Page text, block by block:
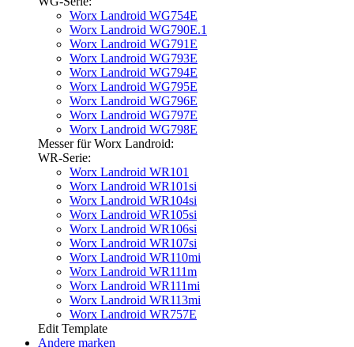
Worx Landroid WG754E
Worx Landroid WG790E.1
Worx Landroid WG791E
Worx Landroid WG793E
Worx Landroid WG794E
Worx Landroid WG795E
Worx Landroid WG796E
Worx Landroid WG797E
Worx Landroid WG798E
Messer für Worx Landroid:
WR-Serie:
Worx Landroid WR101
Worx Landroid WR101si
Worx Landroid WR104si
Worx Landroid WR105si
Worx Landroid WR106si
Worx Landroid WR107si
Worx Landroid WR110mi
Worx Landroid WR111m
Worx Landroid WR111mi
Worx Landroid WR113mi
Worx Landroid WR757E
Edit Template
Andere marken